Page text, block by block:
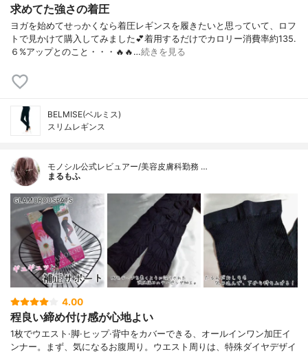
求めてた強さの着圧
ヨガを始めてせっかくなら着圧レギンスを履きたいと思っていて、ロフ
トで見かけて購入してみました💕着用するだけでカロリー消費率約135.
６%アップとのこと・・・🔥🔥…続きを見る
BELMISE(ベルミス)
スリムレギンス
モノシル公式レビュアー/美容皮膚科勤務 …
まるもふ
4.00
程良い締め付け感が心地よい
1枚でウエスト·脚·ヒップ·背中をカバーできる、オールインワン加圧イ
ンナー。まず、気になるお腹周り。ウエスト周りは、特殊ダイヤデザイ